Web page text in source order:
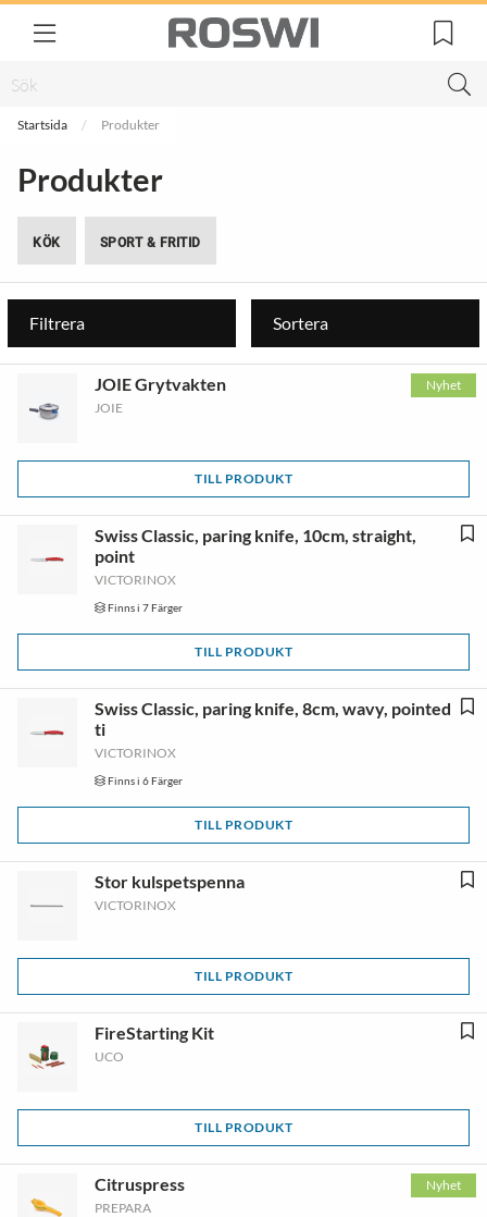
Startsida Produkter
Produkter
KÖK SPORT & FRITID
Filtrera Sortera
Nyhet
JOIE Grytvakten
JOIE
TILL PRODUKT
Swiss Classic, paring knife, 10cm, straight,
point
VICTORINOX
Finns i 7 Färger
TILL PRODUKT
Swiss Classic, paring knife, 8cm, wavy, pointed
ti
VICTORINOX
Finns i 6 Färger
TILL PRODUKT
Stor kulspetspenna
VICTORINOX
TILL PRODUKT
FireStarting Kit
UCO
TILL PRODUKT
Nyhet
Citruspress
PREPARA